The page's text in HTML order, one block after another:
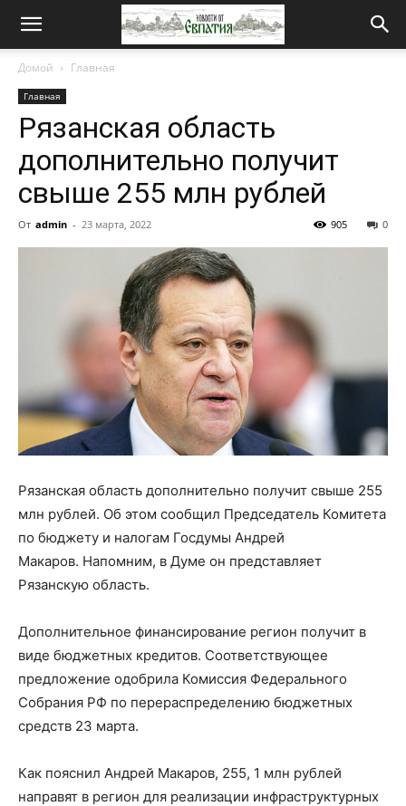
Новости
Евпатия
Домой Главная
Главная
Рязанская область
дополнительно получит
свыше 255 млн рублей
От admin - 23 марта, 2022 0
905
Рязанская область дополнительно получит свыше 255
млн рублей. Об этом сообщил Председатель Комитета
по бюджету и налогам Госдумы Андрей
Макаров. Напомним, в Думе он представляет
Рязанскую область.
Дополнительное финансирование регион получит в
виде бюджетных кредитов. Соответствующее
предложение одобрила Комиссия Федерального
Собрания РФ по перераспределению бюджетных
средств 23 марта.
Как пояснил Андрей Макаров, 255, 1 млн рублей
направят в регион для реализации инфраструктурных